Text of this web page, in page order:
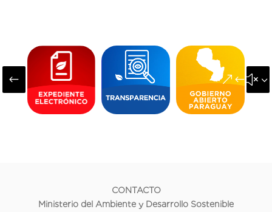
#
CONTACTO
Ministerio del Ambiente y Desarrollo Sostenible